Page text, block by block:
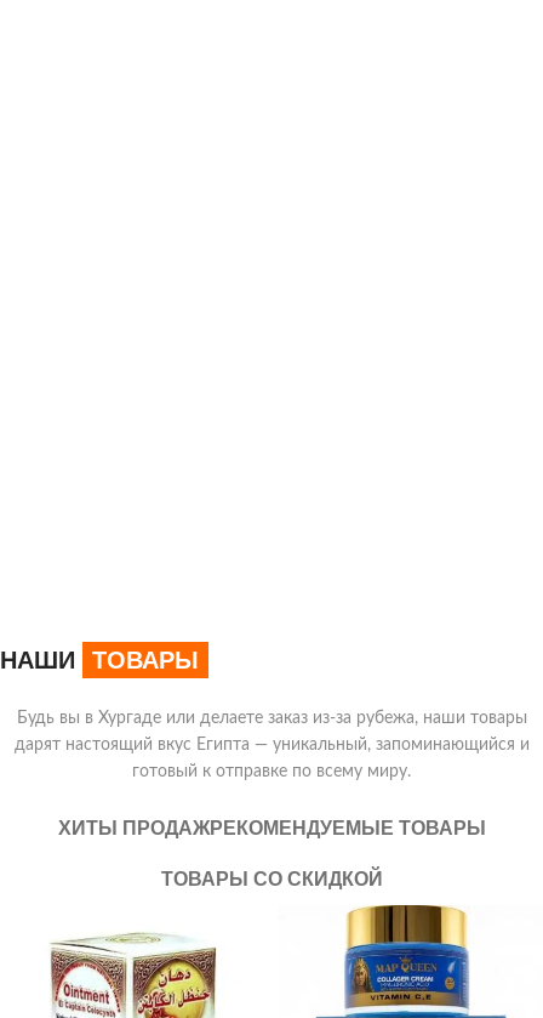
НАШИ ТОВАРЫ
Будь вы в Хургаде или делаете заказ из-за рубежа, наши товары
дарят настоящий вкус Египта — уникальный, запоминающийся и
готовый к отправке по всему миру.
ХИТЫ ПРОДАЖРЕКОМЕНДУЕМЫЕ ТОВАРЫ
ТОВАРЫ СО СКИДКОЙ